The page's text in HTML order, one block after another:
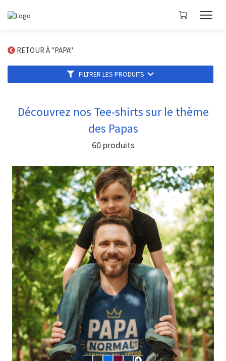
RETOUR À "PAPA"
FILTRER LES PRODUITS
Découvrez nos Tee-shirts sur le thème
des Papas
60produits